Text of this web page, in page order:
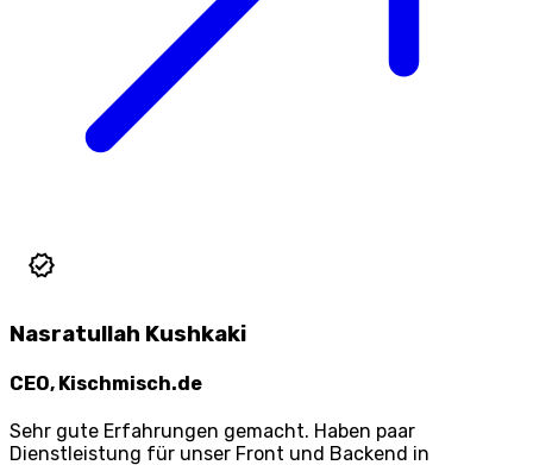
Nasratullah Kushkaki
CEO, Kischmisch.de
Sehr gute Erfahrungen gemacht. Haben paar
Dienstleistung für unser Front und Backend in